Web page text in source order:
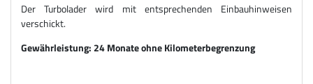
Der Turbolader wird mit entsprechenden Einbauhinweisen
verschickt.
Gewährleistung: 24 Monate ohne Kilometerbegrenzung